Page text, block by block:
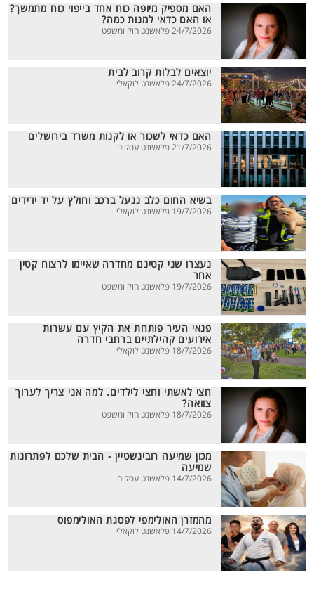
האם מספיק מיופה כוח אחד בייפוי כוח מתמשך?
או האם כדאי למנות כמה?
24/7/2026 פלאשנט חוק ומשפט
יוצאים לבלות קרוב לבית
24/7/2026 פלאשנט לוקאלי
האם כדאי לשכור או לקנות משרד בירושלים
21/7/2026 פלאשנט עסקים
בשיא החום כלב ננעל ברכב וחולץ על יד ידידים
19/7/2026 פלאשנט לוקאלי
נעצרו שני קטינם מחדרה שאיימו לרצוח קטין
אחר
19/7/2026 פלאשנט חוק ומשפט
פנאי העיר פותחת את הקיץ עם עשרות
אירועים קהילתיים ברחבי חדרה
18/7/2026 פלאשנט לוקאלי
חצי לאשתי וחצי לילדים. למה אני צריך לערוך
צוואה?
18/7/2026 פלאשנט חוק ומשפט
מכון שמיעה רובינשטיין - הבית שלכם לפתרונות
שמיעה
14/7/2026 פלאשנט עסקים
מהמזרן האולימפי לפסגת האולימפוס
14/7/2026 פלאשנט לוקאלי